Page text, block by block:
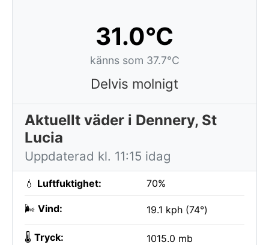
31.0°C
känns som 37.7°C
Delvis molnigt
Aktuellt väder i Dennery, St
Lucia
Uppdaterad kl. 11:15 idag
💧 Luftfuktighet: 70%
🌬️ Vind: 19.1 kph (74°)
🌡️ Tryck: 1015.0 mb